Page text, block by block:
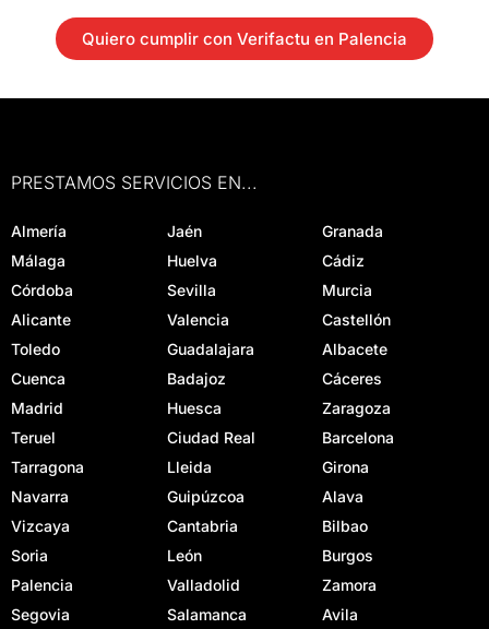
Quiero cumplir con Verifactu en Palencia
PRESTAMOS SERVICIOS EN...
Almería Jaén
Granada
Málaga
Huelva
Cádiz
Córdoba
Sevilla
Murcia
Alicante
Valencia
Castellón
Toledo
Guadalajara
Albacete
Cuenca
Badajoz
Cáceres
Madrid
Huesca
Zaragoza
Teruel
Ciudad Real
Barcelona
Tarragona
Lleida
Girona
Navarra
Guipúzcoa
Alava
Vizcaya
Cantabria
Bilbao
Soria
León
Burgos
Palencia
Valladolid
Zamora
Segovia
Salamanca
Avila